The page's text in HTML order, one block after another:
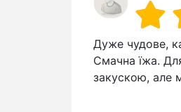
Дуже чудове,
Смачна їжа.
закускою, але